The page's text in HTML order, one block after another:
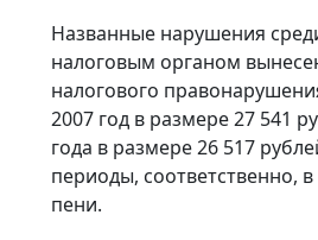
Названные нарушения
налоговым органом
налогового
2007 год в размере 27 541
года в размере 26 517
периоды, соответственно,
пени.